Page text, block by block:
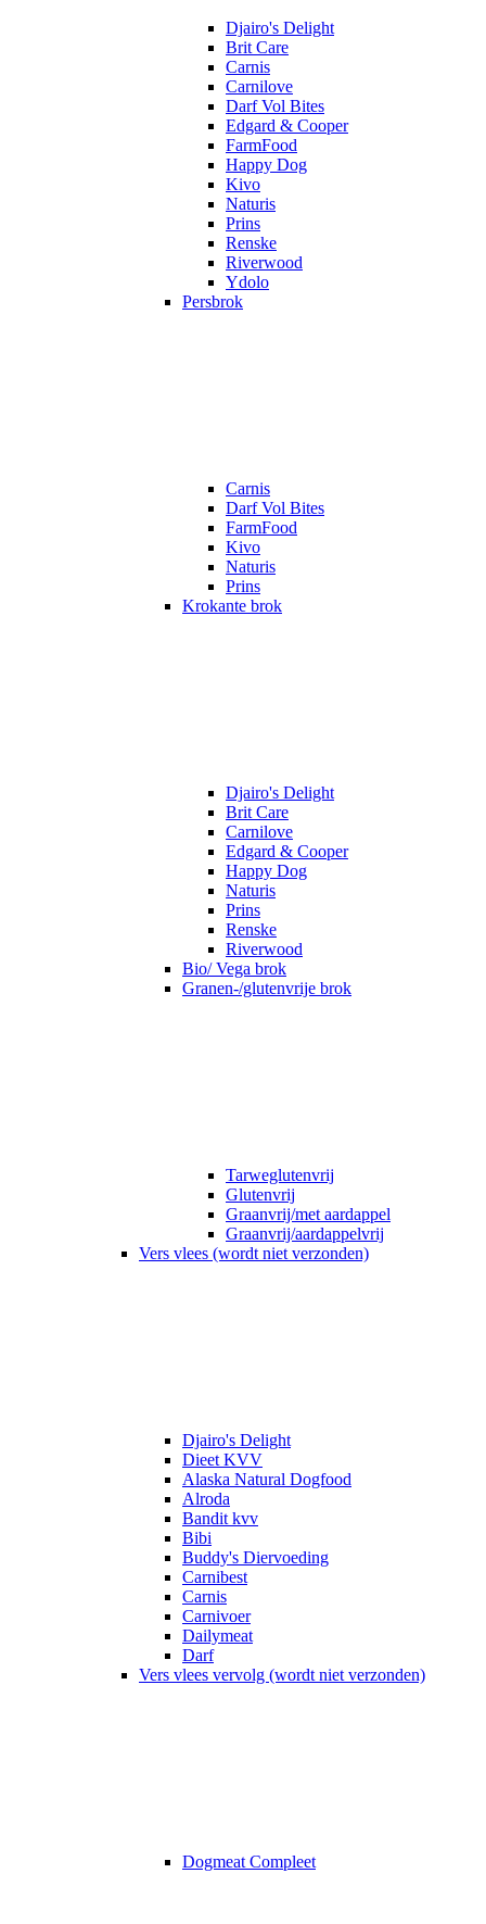
Djairo's Delight
Brit Care
Carnis
Carnilove
Darf Vol Bites
Edgard & Cooper
FarmFood
Happy Dog
Kivo
Naturis
Prins
Renske
Riverwood
Ydolo
Persbrok
Carnis
Darf Vol Bites
FarmFood
Kivo
Naturis
Prins
Krokante brok
Djairo's Delight
Brit Care
Carnilove
Edgard & Cooper
Happy Dog
Naturis
Prins
Renske
Riverwood
Bio/ Vega brok
Granen-/glutenvrije brok
Tarweglutenvrij
Glutenvrij
Graanvrij/met aardappel
Graanvrij/aardappelvrij
Vers vlees (wordt niet verzonden)
Djairo's Delight
Dieet KVV
Alaska Natural Dogfood
Alroda
Bandit kvv
Bibi
Buddy's Diervoeding
Carnibest
Carnis
Carnivoer
Dailymeat
Darf
Vers vlees vervolg (wordt niet verzonden)
Dogmeat Compleet